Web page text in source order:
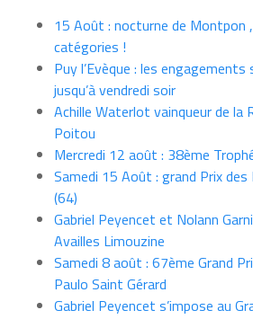
15 Août : nocturne de Montpon
catégories !
Puy l’Evèque : les
jusqu’à vendredi soir
Achille Waterlot vainqueur de la
Poitou
Mercredi 12 août : 38ème
Samedi 15 Août : grand Prix des
(64)
Gabriel Peyencet et Nolann
Availles Limouzine
Samedi 8 août : 67ème Grand
Paulo Saint Gérard
Gabriel Peyencet s’impose au